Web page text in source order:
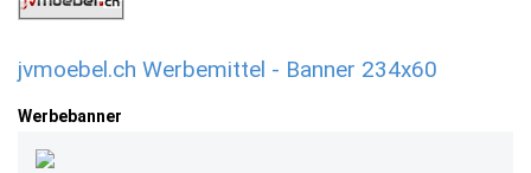
jvmoebel.ch Werbemittel - Banner 234x60
Werbebanner